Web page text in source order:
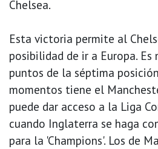
Chelsea.
Esta victoria permite al
posibilidad de ir a Europa. Es
puntos de la séptima
momentos tiene el
puede dar acceso a la Liga
cuando Inglaterra se haga
para la 'Champions'. Los de